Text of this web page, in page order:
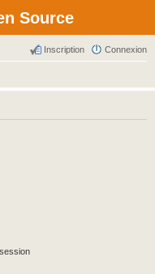
Source
Connexion
Inscription